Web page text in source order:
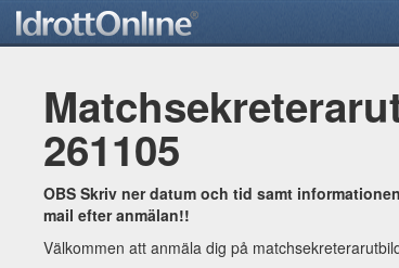
261105
OBS Skriv ner datum och tid samt
mail efter anmälan!!
Välkommen att anmäla dig på